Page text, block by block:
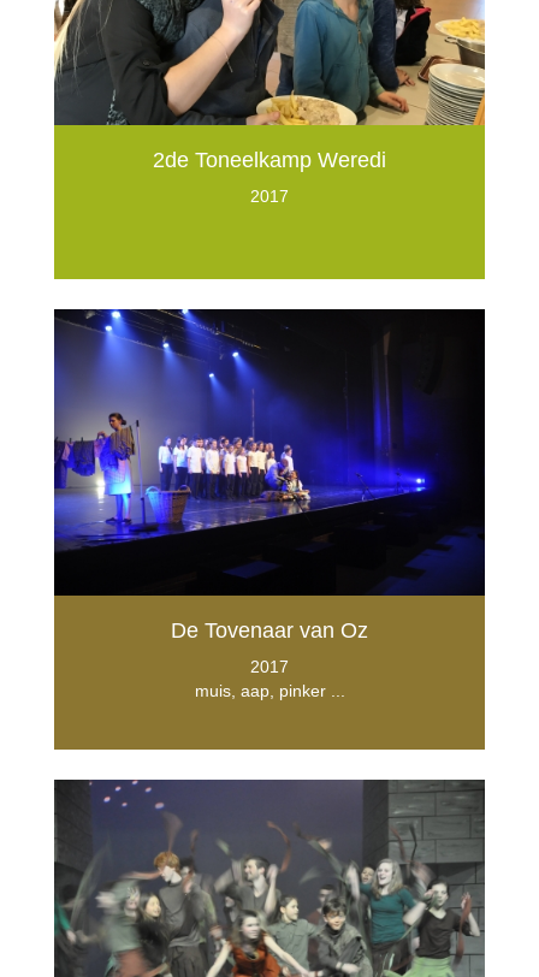
2de Toneelkamp Weredi
2017
De Tovenaar van Oz
2017
muis, aap, pinker ...